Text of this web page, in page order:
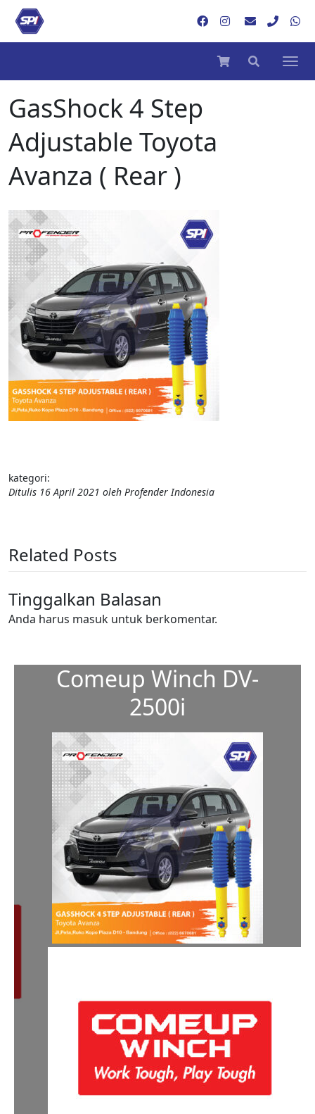
GasShock 4 Step
Adjustable Toyota
Avanza ( Rear )
kategori:
Ditulis 16 April 2021 oleh Profender Indonesia
Related Posts
Tinggalkan Balasan
Anda harus masuk untuk berkomentar.
Comeup Winch DV-
2500i